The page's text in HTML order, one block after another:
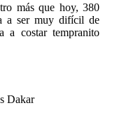
más que hoy, 380
a ser muy difícil de
a costar tempranito
Dakar